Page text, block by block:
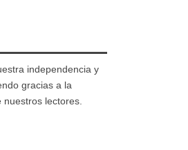
independencia y
gracias a la
nuestros lectores.